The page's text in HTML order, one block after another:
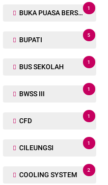
BUKA PUASA BERSAMA
1
BUPATI
5
BUS SEKOLAH
1
BWSS III
1
CFD
1
CILEUNGSI
1
COOLING SYSTEM
2